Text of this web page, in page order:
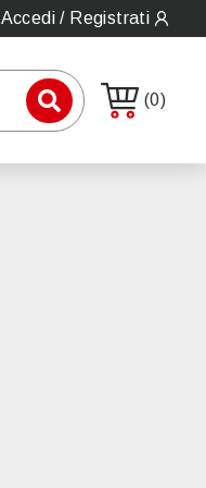
Accedi / Registrati
(0)